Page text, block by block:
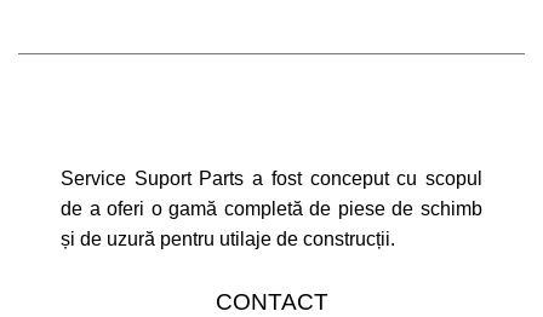
Service Suport Parts a fost conceput cu scopul
de a oferi o gamă completă de piese de schimb
și de uzură pentru utilaje de construcții.
CONTACT